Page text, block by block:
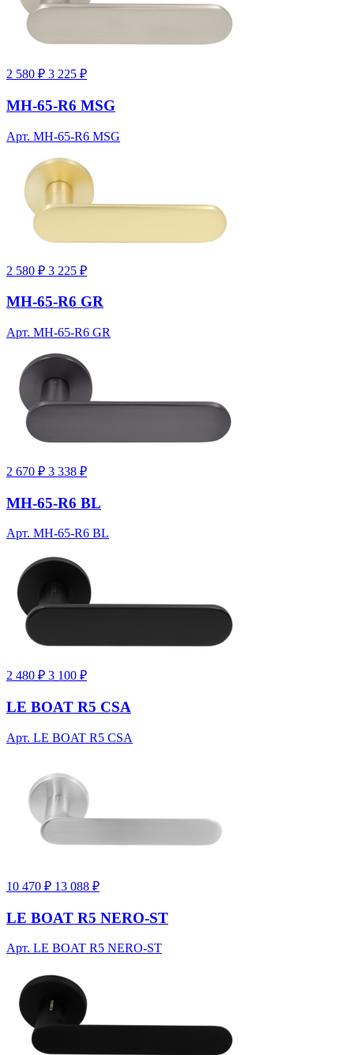
2 580 ₽ 3 225 ₽
MH-65-R6 MSG
Арт. MH-65-R6 MSG
2 580 ₽ 3 225 ₽
MH-65-R6 GR
Арт. MH-65-R6 GR
2 670 ₽ 3 338 ₽
MH-65-R6 BL
Арт. MH-65-R6 BL
2 480 ₽ 3 100 ₽
LE BOAT R5 CSA
Арт. LE BOAT R5 CSA
10 470 ₽ 13 088 ₽
LE BOAT R5 NERO-ST
Арт. LE BOAT R5 NERO-ST